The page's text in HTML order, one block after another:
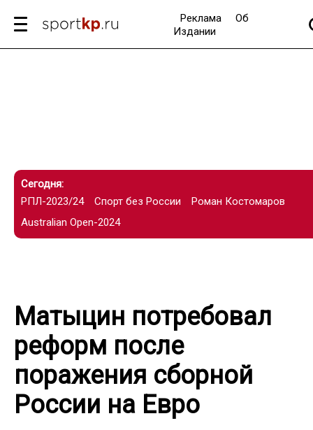
Реклама
Об
Издании
Сегодня:
РПЛ-2023/24
Спорт без России
Роман Костомаров
Australian Open-2024
Матыцин потребовал
реформ после
поражения сборной
России на Евро